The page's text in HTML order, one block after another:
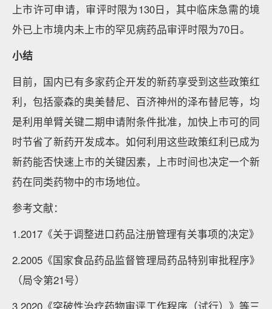
上市许可申请，审评时限为130日，其中临床急需的境
外已上市境内未上市的罕见病药品审评时限为70日。
小结
目前，国内已有多家药企开发的新药享受到这些政策红
利，包括豪森的奥美替尼、百济神州的泽布替尼等，均
是利用单臂关键二期申请附条件批准，加快上市可的同
时节省了新药开发成本。如何利用这些政策红利已成为
新药能否快速上市的关键因素，上市时间也决定一个新
药在同类药物中的市场地位。
参考文献：
1.2017《关于调整进口药品注册管理有关事项的决定》
2.2005《国家食品药品监督管理局药品特别审批程序》
（局令第21号）
3.2020《突破性治疗药物审评工作程序（试行）》等三